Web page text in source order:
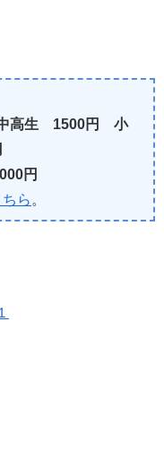
中高生 1500円 小
円
ちら 。